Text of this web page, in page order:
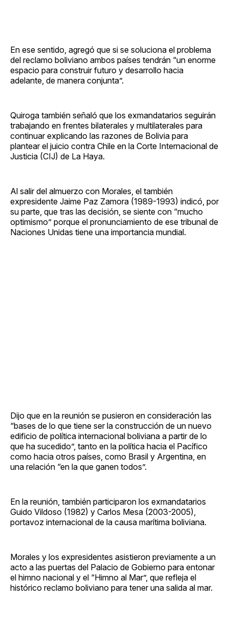
En ese sentido, agregó que si se soluciona el problema
del reclamo boliviano ambos países tendrán “un enorme
espacio para construir futuro y desarrollo hacia
adelante, de manera conjunta”.
Quiroga también señaló que los exmandatarios seguirán
trabajando en frentes bilaterales y multilaterales para
continuar explicando las razones de Bolivia para
plantear el juicio contra Chile en la Corte Internacional de
Justicia (CIJ) de La Haya.
Al salir del almuerzo con Morales, el también
expresidente Jaime Paz Zamora (1989-1993) indicó, por
su parte, que tras las decisión, se siente con “mucho
optimismo” porque el pronunciamiento de ese tribunal de
Naciones Unidas tiene una importancia mundial.
Dijo que en la reunión se pusieron en consideración las
“bases de lo que tiene ser la construcción de un nuevo
edificio de política internacional boliviana a partir de lo
que ha sucedido”, tanto en la política hacia el Pacífico
como hacia otros países, como Brasil y Argentina, en
una relación “en la que ganen todos”.
En la reunión, también participaron los exmandatarios
Guido Vildoso (1982) y Carlos Mesa (2003-2005),
portavoz internacional de la causa marítima boliviana.
Morales y los expresidentes asistieron previamente a un
acto a las puertas del Palacio de Gobierno para entonar
el himno nacional y el “Himno al Mar”, que refleja el
histórico reclamo boliviano para tener una salida al mar.